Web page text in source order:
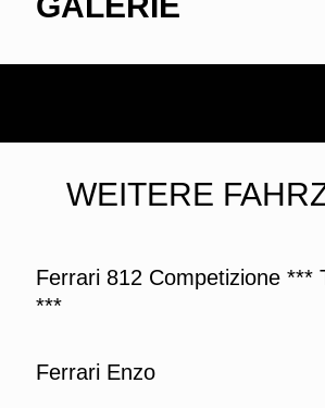
WEITERE
Ferrari 812 Competizione ***
***
Ferrari Enzo